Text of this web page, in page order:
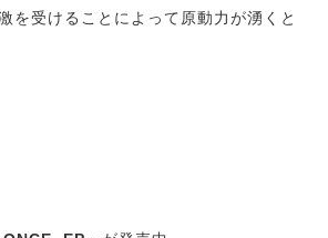
を受けることによって原動力が湧くと